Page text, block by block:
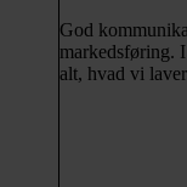
God
markedsføring.
alt, hvad vi